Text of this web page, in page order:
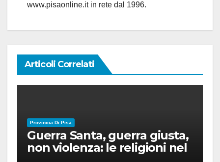
www.pisaonline.it in rete dal 1996.
Articoli Correlati
Provincia Di Pisa
Guerra Santa, guerra giusta,
non violenza: le religioni nel